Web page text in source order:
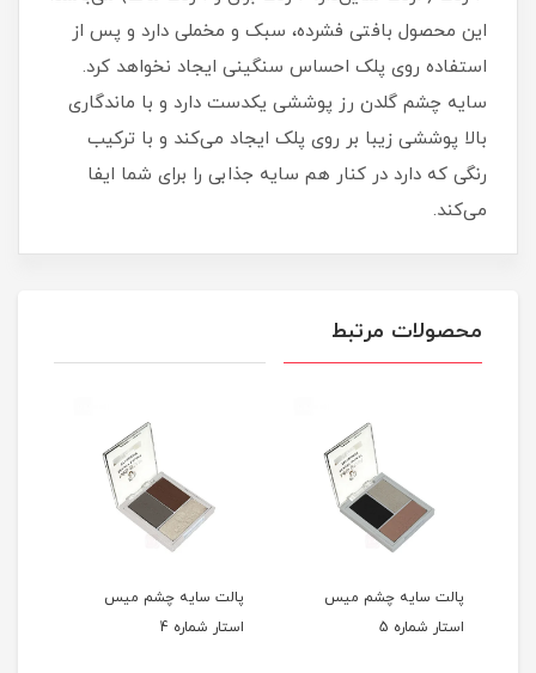
این محصول بافتی فشرده، سبک و مخملی دارد و پس از
استفاده روی پلک احساس سنگینی ایجاد نخواهد کرد.
سایه چشم گلدن رز پوششی یکدست دارد و با ماندگاری
بالا پوششی زیبا بر روی پلک ایجاد می‌کند و با ترکیب
رنگی که دارد در کنار هم سایه جذابی را برای شما ایفا
می‌کند.
محصولات مرتبط
پالت سایه چشم میس
استار شماره 5
پالت سایه چشم میس
استار شماره 4